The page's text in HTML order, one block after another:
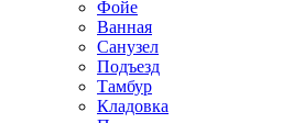
Фойе
Ванная
Санузел
Подъезд
Тамбур
Кладовка